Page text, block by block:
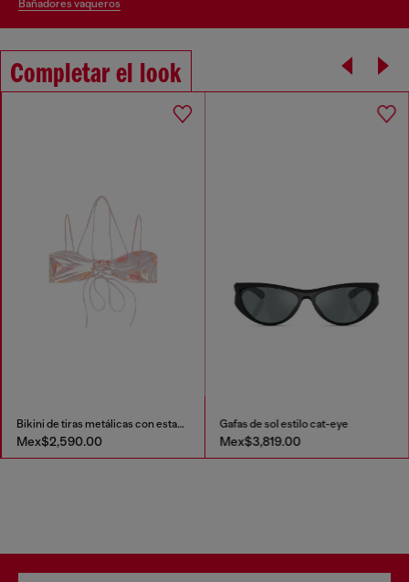
bañadores vaqueros
Completar el look
Bikini de tiras metálicas con estampado floral
Mex$2,590.00
Gafas de sol estilo cat-eye
Mex$3,819.00